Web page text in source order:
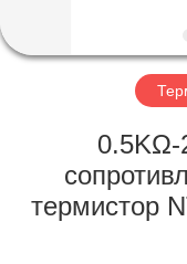
ФАБРИКИ
ПРОВЕРКА
КАЧЕСТВА
0.5KΩ-
термистор